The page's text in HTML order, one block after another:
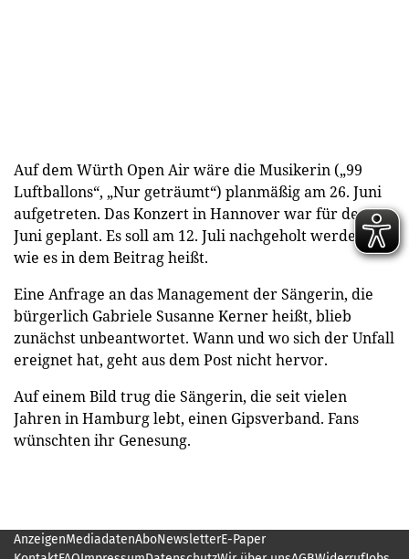
Auf dem Würth Open Air wäre die Musikerin („99
Luftballons“, „Nur geträumt“) planmäßig am 26. Juni
aufgetreten. Das Konzert in Hannover war für den 28.
Juni geplant. Es soll am 12. Juli nachgeholt werden,
wie es in dem Beitrag heißt.
Eine Anfrage an das Management der Sängerin, die
bürgerlich Gabriele Susanne Kerner heißt, blieb
zunächst unbeantwortet. Wann und wo sich der Unfall
ereignet hat, geht aus dem Post nicht hervor.
Auf einem Bild trug die Sängerin, die seit vielen
Jahren in Hamburg lebt, einen Gipsverband. Fans
wünschten ihr Genesung.
AnzeigenMediadatenAboNewsletterE-Paper